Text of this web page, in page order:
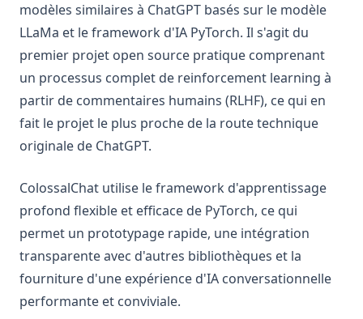
modèles similaires à ChatGPT basés sur le modèle
LLaMa et le framework d'IA PyTorch. Il s'agit du
premier projet open source pratique comprenant
un processus complet de reinforcement learning à
partir de commentaires humains (RLHF), ce qui en
fait le projet le plus proche de la route technique
originale de ChatGPT.
ColossalChat utilise le framework d'apprentissage
profond flexible et efficace de PyTorch, ce qui
permet un prototypage rapide, une intégration
transparente avec d'autres bibliothèques et la
fourniture d'une expérience d'IA conversationnelle
performante et conviviale.